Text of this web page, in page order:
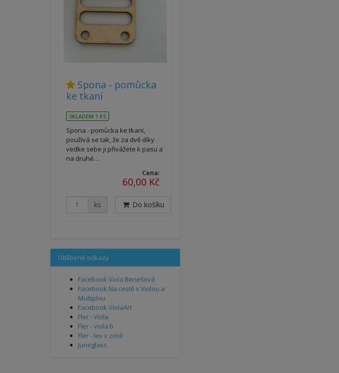
Spona - pomůcka
ke tkaní
SKLADEM 1 KS
Spona - pomůcka ke tkaní,
používá se tak, že za dvě díky
vedke sebe ji přivážete k pasu a
na druhé…
Cena:
60,00 Kč
ks Do košíku
Oblíbené odkazy
Facebook Viola Benešová
Facebook Na cestě s Violou a
Multiplou
Facebook ViolaArt
Fler - Viola
Fler - viola.b
Fler - lev v zimě
Juneglass